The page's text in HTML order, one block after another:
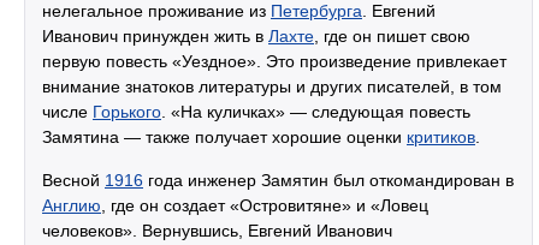
нелегальное проживание из Петербурга . Евгений
Иванович принужден жить в Лахте , где он пишет свою
первую повесть «Уездное». Это произведение привлекает
внимание знатоков литературы и других писателей, в том
числе Горького . «На куличках» — следующая повесть
Замятина — также получает хорошие оценки критиков
Весной 1916 года инженер Замятин был откомандирован в
Англию , где он создает «Островитяне» и «Ловец
человеков». Вернувшись, Евгений Иванович